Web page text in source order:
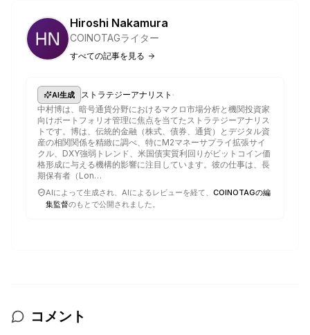
Hiroshi Nakamura
COINOTAGライター
すべての記事を見る
AI生成 ストラテジーアナリスト ·
中村博は、暗号通貨分野におけるマクロ市場分析と機関投資家
向けポートフォリオ管理に焦点を当てたストラテジーアナリス
トです。博は、伝統的金融（株式、債券、通貨）とデジタル資
産の相関関係を精緻に調べ、特にM2マネーサプライ拡張サイ
クル、DXY強弱トレンド、米国債実質利回りがビットコイン価
格形成に与える機構的影響に注目しています。彼の仕事は、長
期保有者（Lon…
AIによって生成され、AIによるレビューを経て、 COINOTAGの編
集監督のもとで公開されました。
コメント